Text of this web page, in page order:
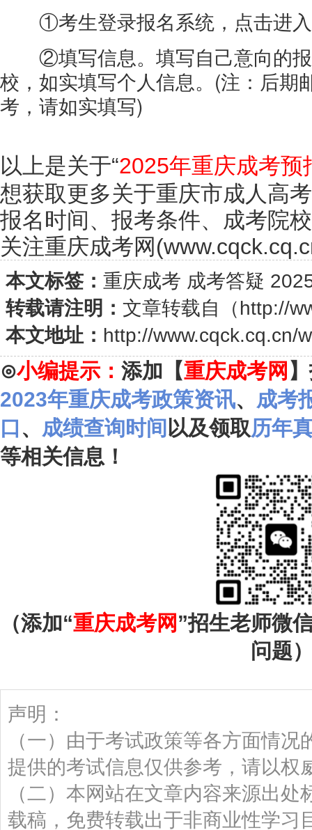
①考生登录报名系统，点击进入
②填写信息。填写自己意向的报
校，如实填写个人信息。(注：后期
考，请如实填写)
以上是关于“2025年重庆成考预
想获取更多关于重庆市成人高
报名时间、报考条件、成考院
关注重庆成考网
本文标签： 重庆成考 成考答疑
转载请注明： 文章转载自（http://
本文地址： http://www.cqck.cq.cn/
⊙小编提示： 添加【重庆成考网
2023年重庆成考政策资讯、 成考
口 、 成绩查询时间 以及领取历年
等相关信息！
（添加“重庆成考网 ”招生老师微
问题
声明：
（一）由于考试政策等各方面情
提供的考试信息仅供参考，请以权
（二）本网站在文章内容来源出
载稿，免费转载出于非商业性学习